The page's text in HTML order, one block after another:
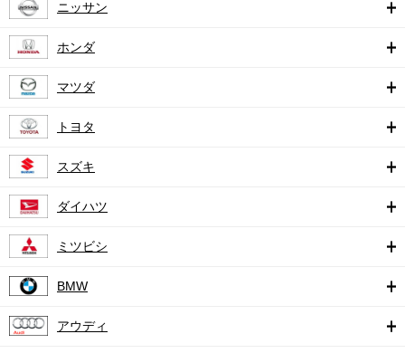
ニッサン
ホンダ
マツダ
トヨタ
スズキ
ダイハツ
ミツビシ
BMW
アウディ